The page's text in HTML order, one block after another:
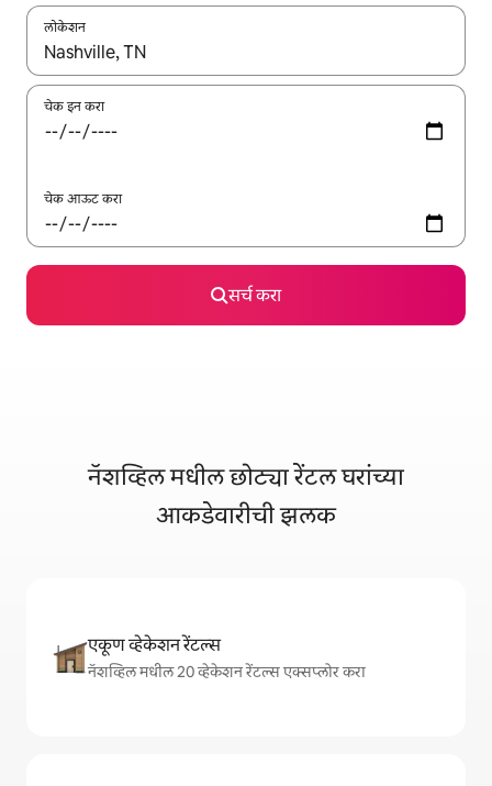
लोकेशन
जेव्हा परिणाम उपलब्ध असतील, तेव्हा वरच्या आणि खाली बाणांच्या किजसह
चेक इन करा
चेक आऊट करा
सर्च करा
नॅशव्हिल मधील छोट्या रेंटल घरांच्या
आकडेवारीची झलक
एकूण व्हेकेशन रेंटल्स
नॅशव्हिल मधील 20 व्हेकेशन रेंटल्स एक्सप्लोर करा